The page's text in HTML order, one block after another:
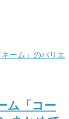
ム「コー